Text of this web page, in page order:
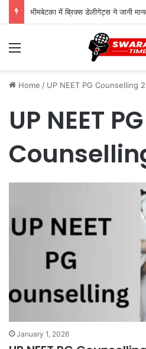
Menu
Home / UP NEET PG Counselling
UP NEET PG
January 1, 2026